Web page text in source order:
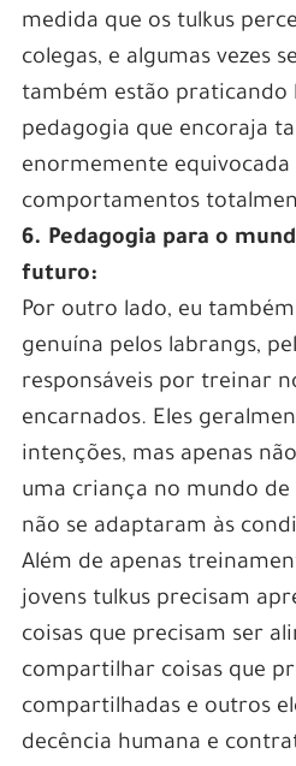
medida que os tulkus
colegas, e algumas vezes
também estão praticando
pedagogia que encoraja
enormemente
comportamentos
6. Pedagogia para o
futuro:
Por outro lado, eu
genuína pelos labrangs,
responsáveis por treinar
encarnados. Eles
intenções, mas apenas
uma criança no mundo
não se adaptaram às
Além de apenas
jovens tulkus precisam
coisas que precisam ser
compartilhar coisas que
compartilhadas e outros
decência humana e